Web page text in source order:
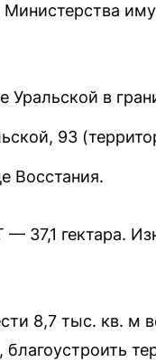
в
93
Восстания.
37,1 гектара.
8,7 тыс. кв. м
благоустроить